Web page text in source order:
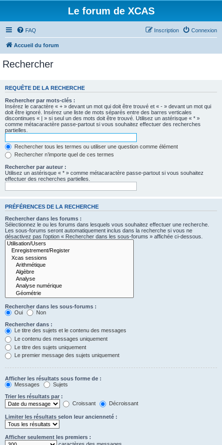
Le forum de XCAS
FAQ Connexion
Inscription
Accueil du forum
Rechercher
REQUÊTE DE LA RECHERCHE
Rechercher par mots-clés :
Insérez le caractère « + » devant un mot qui doit être trouvé et « - » devant un mot qui
doit être ignoré. Insérez une liste de mots séparés entre des barres verticales
discontinues « | » si seul un des mots doit être trouvé. Utilisez un astérisque « * »
comme métacaractère passe-partout si vous souhaitez effectuer des recherches
partielles.
Rechercher tous les termes ou utiliser une question comme élément
Rechercher n’importe quel de ces termes
Rechercher par auteur :
Utilisez un astérisque « * » comme métacaractère passe-partout si vous souhaitez
effectuer des recherches partielles.
PRÉFÉRENCES DE LA RECHERCHE
Rechercher dans les forums :
Sélectionnez le ou les forums dans lesquels vous souhaitez effectuer une recherche.
Les sous-forums seront automatiquement inclus dans la recherche si vous ne
désactivez pas l’option « Rechercher dans les sous-forums » affichée ci-dessous.
Rechercher dans les sous-forums :
Oui
Non
Rechercher dans :
Le titre des sujets et le contenu des messages
Le contenu des messages uniquement
Le titre des sujets uniquement
Le premier message des sujets uniquement
Afficher les résultats sous forme de :
Messages
Sujets
Trier les résultats par :
Croissant
Décroissant
Limiter les résultats selon leur ancienneté :
Afficher seulement les premiers :